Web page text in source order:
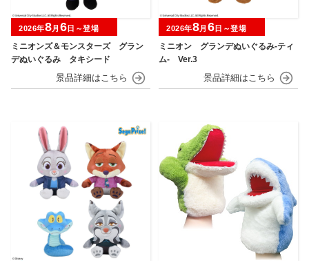
ミニオンズ＆モンスターズ グラン
デぬいぐるみ タキシード
2026年8月 6日～登場
ミニオン グランデぬいぐるみ‐ティ
ム‐ Ver.3
2026年8月 6日～登場